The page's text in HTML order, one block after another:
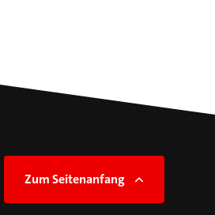
Zum Seitenanfang